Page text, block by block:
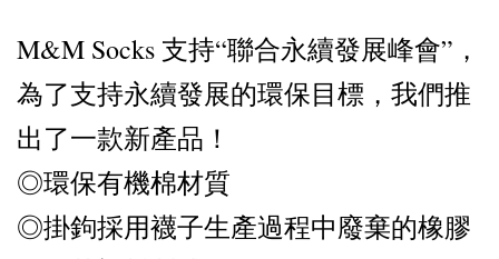
M&M Socks 支持“聯合永續發展峰會”，
為了支持永續發展的環保目標，我們推
出了一款新產品！
◎環保有機棉材質
◎掛鉤採用襪子生產過程中廢棄的橡膠